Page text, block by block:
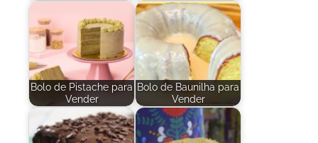
Bolo de Pistache para
Vender
Bolo de Baunilha para
Vender